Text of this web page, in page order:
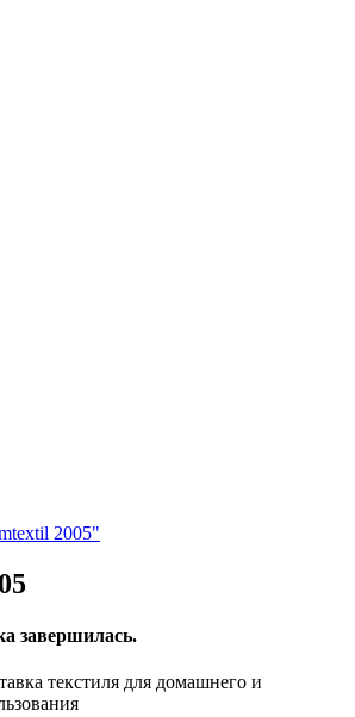
2005"
завершилась.
текстиля для домашнего и